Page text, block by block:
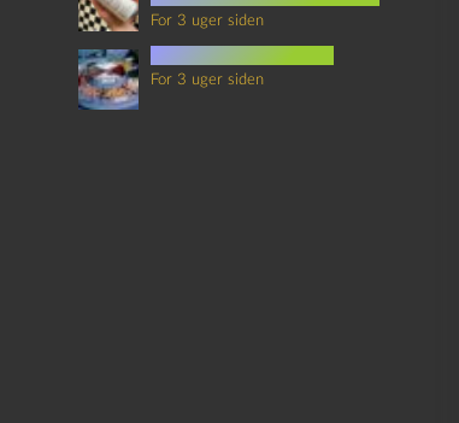
For 3 uger siden
For 3 uger siden